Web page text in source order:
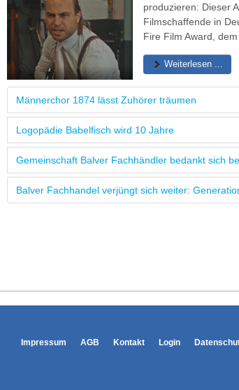
produzieren: Dieser
Filmschaffende in
Fire Film Award,
Weiterlesen ...
Männerchor 1874 lässt Zuhörer träumen
Logopädie Babelfisch wird 10 Jahre
Gemeinschaft Balver Fachhändler bedankt sich
Balver Fachhandel verjüngt sich weiter:
Impressum AGB Kontakt Login